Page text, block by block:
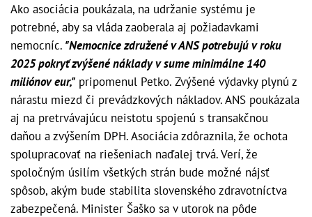
Ako asociácia poukázala, na udržanie systému je
potrebné, aby sa vláda zaoberala aj požiadavkami
nemocníc. "Nemocnice združené v ANS potrebujú v roku
2025 pokryť zvýšené náklady v sume minimálne 140
miliónov eur," pripomenul Petko. Zvýšené výdavky plynú z
nárastu miezd či prevádzkových nákladov. ANS poukázala
aj na pretrvávajúcu neistotu spojenú s transakčnou
daňou a zvýšením DPH. Asociácia zdôraznila, že ochota
spolupracovať na riešeniach naďalej trvá. Verí, že
spoločným úsilím všetkých strán bude možné nájsť
spôsob, akým bude stabilita slovenského zdravotníctva
zabezpečená. Minister Šaško sa v utorok na pôde